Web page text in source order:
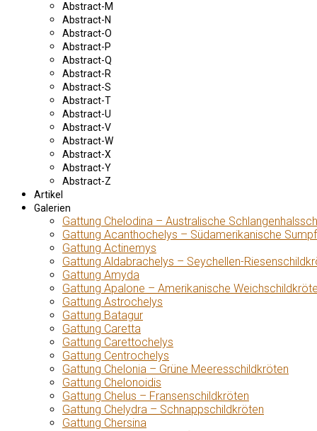
Abstract-M
Abstract-N
Abstract-O
Abstract-P
Abstract-Q
Abstract-R
Abstract-S
Abstract-T
Abstract-U
Abstract-V
Abstract-W
Abstract-X
Abstract-Y
Abstract-Z
Artikel
Galerien
Gattung Chelodina – Australische
Gattung Acanthochelys – Südamerikanische
Gattung Actinemys
Gattung Aldabrachelys – Seychellen-
Gattung Amyda
Gattung Apalone – Amerikanische
Gattung Astrochelys
Gattung Batagur
Gattung Caretta
Gattung Carettochelys
Gattung Centrochelys
Gattung Chelonia – Grüne Meeresschildkröten
Gattung Chelonoidis
Gattung Chelus – Fransenschildkröten
Gattung Chelydra – Schnappschildkröten
Gattung Chersina